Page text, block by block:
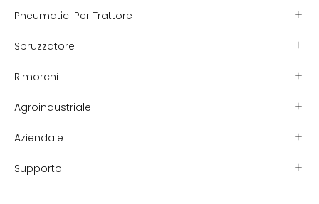
Pneumatici Per Trattore
Spruzzatore
Rimorchi
Agroindustriale
Aziendale
Supporto